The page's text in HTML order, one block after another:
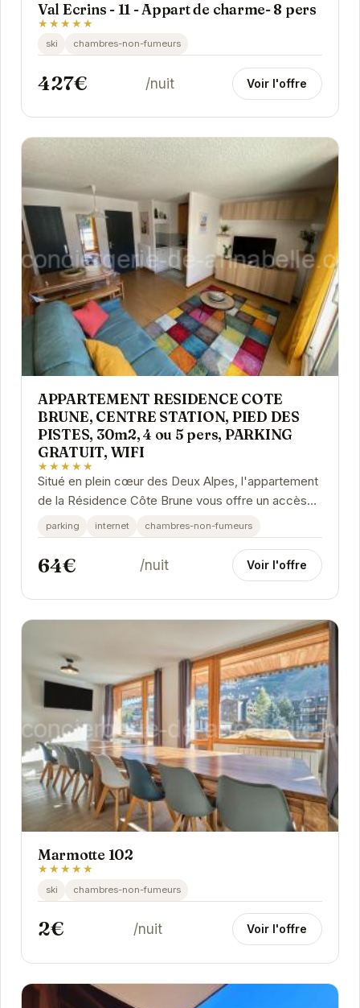
Val Ecrins - 11 - Appart de charme- 8 pers
★★★★★
ski chambres-non-fumeurs
427€ /nuit Voir l'offre
APPARTEMENT RESIDENCE COTE
BRUNE, CENTRE STATION, PIED DES
PISTES, 30m2, 4 ou 5 pers, PARKING
GRATUIT, WIFI
★★★★★
Situé en plein cœur des Deux Alpes, l'appartement
de la Résidence Côte Brune vous offre un accès
immédiat aux pistes de ski. Avec une...
parking internet chambres-non-fumeurs
64€ /nuit Voir l'offre
Marmotte 102
★★★★★
ski chambres-non-fumeurs
2€ /nuit Voir l'offre